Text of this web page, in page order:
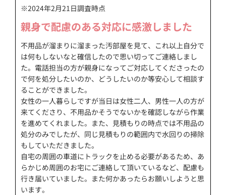
※2024年2月21日調査時点
親身で配慮のある対応に感激しました
不用品が溜まりに溜まった汚部屋を見て、これ以上自分で
は何もしないなと確信したので思い切ってご連絡しまし
た。 電話担当の方が親身になってご対応してくださったの
で何を処分したいのか、どうしたいのか等安心して相談す
ることができました。
女性の一人暮らしですが当日は女性二人、男性一人の方が
来てくださり、 不用品かそうでないかを確認しながら作業
を進めてくれました。また、見積もりの時点では不用品の
処分のみでしたが、同じ見積もりの範囲内で水回りの掃除
もしていただきました。
自宅の周囲の車道にトラックを止める必要があるため、 あ
らかじめ周囲のお宅にご連絡して頂いているなど、配慮も
行き届いていました。また何かあったらお願いしようと思
います。